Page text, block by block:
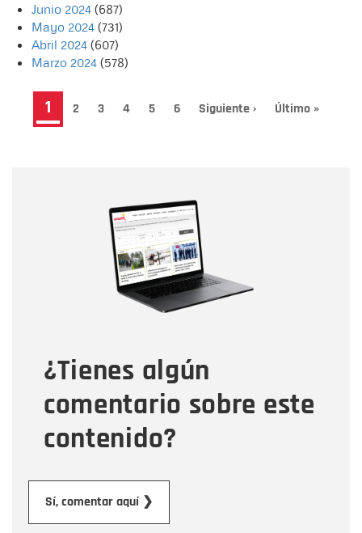
Junio 2024 (687)
Mayo 2024 (731)
Abril 2024 (607)
Marzo 2024 (578)
Paginación
Página
actual
1 Page
2 Page
3 Page
4 Page
5 Page
6
Siguiente
Siguiente ›
Última
Último »
¿Tienes algún
comentario sobre este
contenido?
Sí, comentar aquí ❯
Correo electrónico
Tipo de comentario
Mensaje